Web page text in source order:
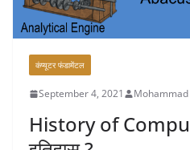
कंप्यूटर फंडामेंटल
September 4, 2021
History of